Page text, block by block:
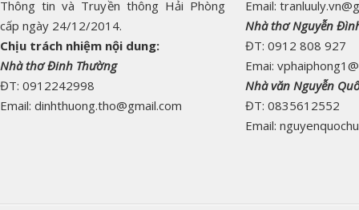
Thông tin và Truyền thông Hải Phòng
cấp ngày 24/12/2014.
Chịu trách nhiệm nội dung:
Nhà thơ Đinh Thường
ĐT: 0912242998
Email: dinhthuong.tho@gmail.com
Email:
Nhà thơ Nguyễn
ĐT: 0912 808 927
Emai:
Nhà văn Nguyễn
ĐT: 0835612552
Email: